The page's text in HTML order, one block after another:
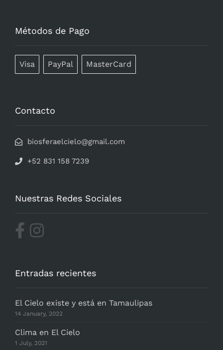
Métodos de Pago
Visa PayPal MasterCard
Contacto
biosferaelcielo@gmail.com
+52 831 158 7239
Nuestras Redes Sociales
Entradas recientes
El Cielo existe y está en Tamaulipas
14 January, 2022
Clima en El Cielo
1 July, 2021